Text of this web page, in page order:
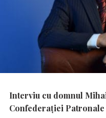
Interviu cu domnul
Confederației